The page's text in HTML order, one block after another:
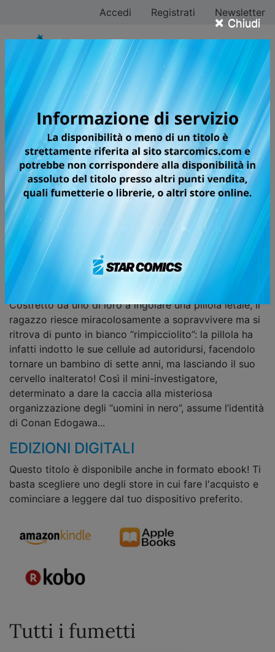
× Chiudi
Accedi Registrati Newsletter
DETECTIVE CONAN
NEW EDITION
A grandissima richiesta, arriva finalmente la riedizione
completa delle avventure del più piccolo, grande
detective di tutti i tempi! Con testi riveduti e corretti,
una nuova veste grafica e volumi in formato maxi con
sovraccoperta, le indagini dell’infallibile “signorino in
giallo” ripartono da zero!
Shinichi Kudo è un giovane e talentuoso detective. Il
giorno in cui sorprende una banda di loschi criminali
vestiti di nero, comincia per lui una nuova era...
Costretto da uno di loro a ingoiare una pillola letale, il
ragazzo riesce miracolosamente a sopravvivere ma si
ritrova di punto in bianco “rimpicciolito”: la pillola ha
infatti indotto le sue cellule ad autoridursi, facendolo
tornare un bambino di sette anni, ma lasciando il suo
cervello inalterato! Così il mini-investigatore,
determinato a dare la caccia alla misteriosa
organizzazione degli “uomini in nero”, assume l’identità
di Conan Edogawa...
EDIZIONI DIGITALI
Questo titolo è disponibile anche in formato ebook! Ti
basta scegliere uno degli store in cui fare l'acquisto e
cominciare a leggere dal tuo dispositivo preferito.
Tutti i fumetti